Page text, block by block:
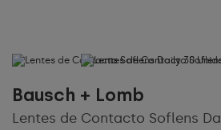
Bausch + Lomb
Lentes de Contacto Soflens